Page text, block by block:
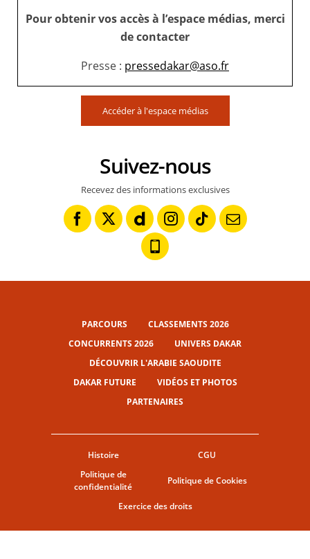
Pour obtenir vos accès à l’espace médias, merci
de contacter
Presse : pressedakar@aso.fr
Accéder à l'espace médias
Suivez-nous
Recevez des informations exclusives
PARCOURS
CLASSEMENTS 2026
CONCURRENTS 2026
UNIVERS DAKAR
DÉCOUVRIR L'ARABIE SAOUDITE
DAKAR FUTURE
VIDÉOS ET PHOTOS
PARTENAIRES
Histoire
CGU
Politique de
confidentialité
Politique de Cookies
Exercice des droits